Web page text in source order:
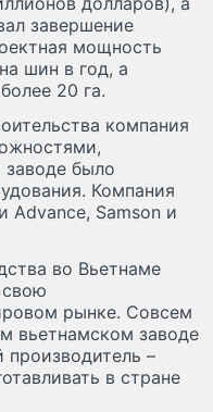
завершение
мощность
шин в год, а
20 га.
компания
было
Компания
Advance, Samson и
во Вьетнаме
рынке. Совсем
вьетнамском заводе
–
в стране